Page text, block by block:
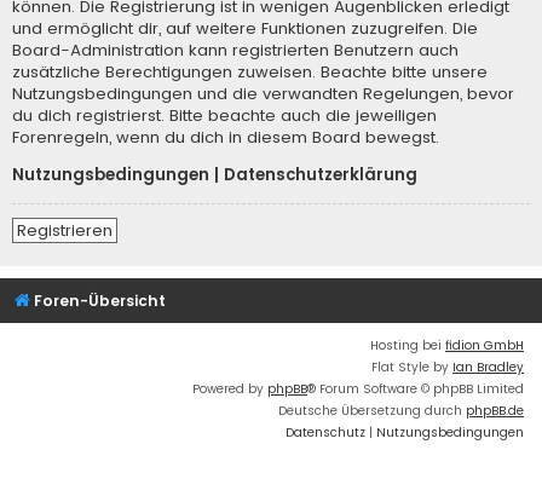
können. Die Registrierung ist in wenigen Augenblicken erledigt
und ermöglicht dir, auf weitere Funktionen zuzugreifen. Die
Board-Administration kann registrierten Benutzern auch
zusätzliche Berechtigungen zuweisen. Beachte bitte unsere
Nutzungsbedingungen und die verwandten Regelungen, bevor
du dich registrierst. Bitte beachte auch die jeweiligen
Forenregeln, wenn du dich in diesem Board bewegst.
Nutzungsbedingungen
Datenschutzerklärung
Registrieren
Foren-Übersicht
Hosting bei fidion GmbH
Flat Style by Ian Bradley
Powered by phpBB® Forum Software © phpBB Limited
Deutsche Übersetzung durch phpBB.de
Datenschutz | Nutzungsbedingungen